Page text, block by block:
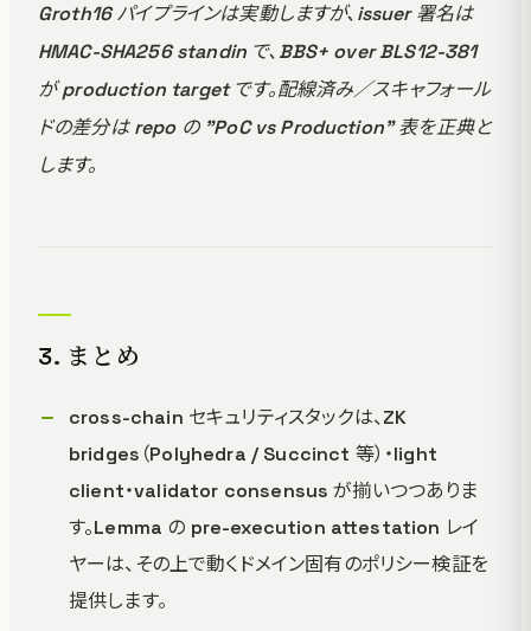
Groth16 パイプラインは実動しますが、issuer 署名は
HMAC-SHA256 standin で、BBS+ over BLS12-381
が production target です。配線済み／スキャフォール
ドの差分は repo の "PoC vs Production" 表を正典と
します。
3. まとめ
cross-chain セキュリティスタックは、ZK
bridges（Polyhedra / Succinct 等）・light
client・validator consensus が揃いつつありま
す。Lemma の pre-execution attestation レイ
ヤーは、その上で動くドメイン固有のポリシー検証を
提供します。